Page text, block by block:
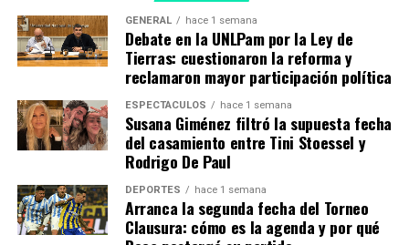
(1.850), Eslovenia (1.830), el Reino Unido (1.790) e Italia
(1.600).
del anuncio del primer muerto en China en enero de
2020, se pasó el umbral del millón de muertos.
al alcanzar el 15 de enero los dos millones de pérdidas.
GENERAL hace 1 semana
Debate en la UNLPam por la Ley de
Tierras: cuestionaron la reforma y
reclamaron mayor participación política
ESPECTÁCULOS hace 1 semana
Susana Giménez filtró la supuesta fecha
del casamiento entre Tini Stoessel y
Rodrigo De Paul
DEPORTES hace 1 semana
Arranca la segunda fecha del Torneo
Clausura: cómo es la agenda y por qué